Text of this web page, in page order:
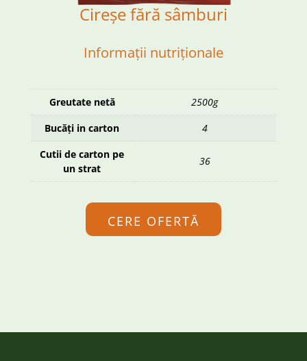
Cireșe fără sâmburi
Informații nutriționale
Greutate netă
2500g
Bucăți in carton
4
Cutii de carton pe
un strat
36
CERE OFERTĂ